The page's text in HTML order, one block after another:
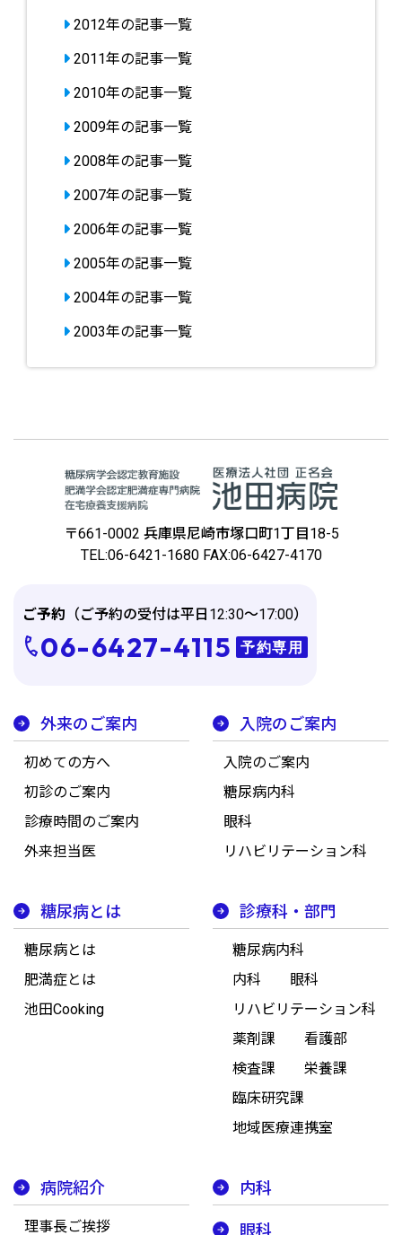
2012年の記事一覧
2011年の記事一覧
2010年の記事一覧
2009年の記事一覧
2008年の記事一覧
2007年の記事一覧
2006年の記事一覧
2005年の記事一覧
2004年の記事一覧
2003年の記事一覧
〒661-0002 兵庫県尼崎市塚⼝町1丁⽬18-5
TEL:06-6421-1680 FAX:06-6427-4170
ご予約 （ご予約の受付は平日12:30～17:00）
06-6427-4115 予約専用
外来のご案内
初めての方へ
初診のご案内
診療時間のご案内
外来担当医
入院のご案内
入院のご案内
糖尿病内科
眼科
リハビリテーション科
糖尿病とは
糖尿病とは
肥満症とは
池田Cooking
診療科・部門
糖尿病内科
内科
眼科
リハビリテーション科
薬剤課
看護部
検査課
栄養課
臨床研究課
地域医療連携室
病院紹介
理事長ご挨拶
内科
眼科